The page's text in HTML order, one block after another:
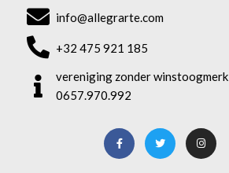
info@allegrarte.com
+32 475 921 185
vereniging zonder winstoogmerk
0657.970.992